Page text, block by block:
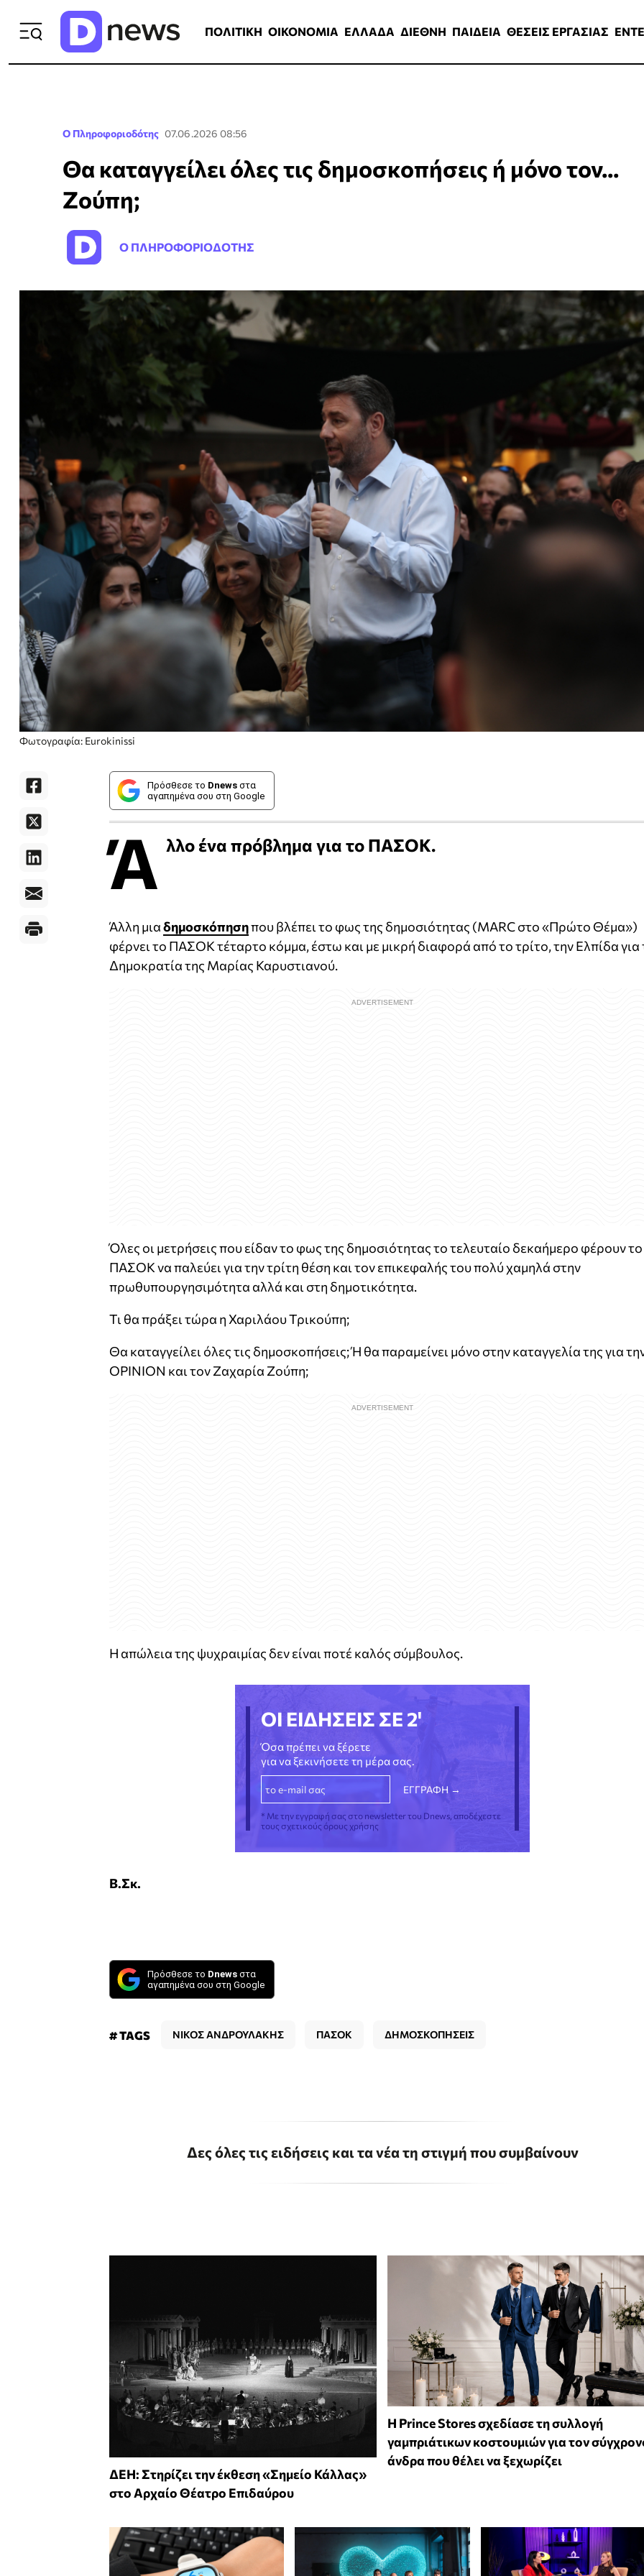
ΠΟΛΙΤΙΚΗ ΟΙΚΟΝΟΜΙΑ ΕΛΛΑΔΑ ΔΙΕΘΝΗ ΠΑΙΔΕΙΑ ΘΕΣΕΙΣ ΕΡΓΑΣΙΑΣ
Ο Πληροφοριοδότης 07.06.2026 08:56
Θα καταγγείλει όλες τις δημοσκοπήσεις ή μόνο τον...
Ζούπη;
Ο ΠΛΗΡΟΦΟΡΙΟΔΟΤΗΣ
Φωτογραφία: Eurokinissi
Πρόσθεσε το Dnews στα
αγαπημένα σου στη Google
Ά λλο ένα πρόβλημα για το ΠΑΣΟΚ.
Άλλη μιαδημοσκόπησηπου βλέπει το φως της δημοσιότητας (ΜΑRC στο «Πρώτο Θέμα»)
φέρνει το ΠΑΣΟΚ τέταρτο κόμμα, έστω και με μικρή διαφορά από το τρίτο, την Ελπίδα για
Δημοκρατία της Μαρίας Καρυστιανού.
Όλες οι μετρήσεις που είδαν το φως της δημοσιότητας το τελευταίο δεκαήμερο φέρουν το
ΠΑΣΟΚ να παλεύει για την τρίτη θέση και τον επικεφαλής του πολύ χαμηλά στην
πρωθυπουργησιμότητα αλλά και στη δημοτικότητα.
Τι θα πράξει τώρα η Χαριλάου Τρικούπη;
Θα καταγγείλει όλες τις δημοσκοπήσεις; Ή θα παραμείνει μόνο στην καταγγελία της για
OPINION και τον Ζαχαρία Ζούπη;
Η απώλεια της ψυχραιμίας δεν είναι ποτέ καλός σύμβουλος.
ΟΙ ΕΙΔΗΣΕΙΣ ΣΕ 2'
Όσα πρέπει να ξέρετε
για να ξεκινήσετε τη μέρα σας.
* Με την εγγραφή σας στο newsletter του Dnews, αποδέχεστε
τους σχετικούς όρους χρήσης
Β.Σκ.
Πρόσθεσε το Dnews στα
αγαπημένα σου στη Google
# TAGS ΝΙΚΟΣ ΑΝΔΡΟΥΛΑΚΗΣ ΠΑΣΟΚ ΔΗΜΟΣΚΟΠΗΣΕΙΣ
Δες όλες τις ειδήσεις και τα νέα τη στιγμή που συμβαίνουν
ΔΕΗ: Στηρίζει την έκθεση «Σημείο Κάλλας»
στο Αρχαίο Θέατρο Επιδαύρου
Η Prince Stores σχεδίασε τη συλλογή
γαμπριάτικων κοστουμιών για τον
άνδρα που θέλει να ξεχωρίζει